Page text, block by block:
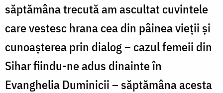
săptămâna trecută am ascultat cuvintele
care vestesc hrana cea din pâinea vieții și
cunoașterea prin dialog – cazul femeii din
Sihar fiindu-ne adus dinainte în
Evanghelia Duminicii – săptămâna acesta